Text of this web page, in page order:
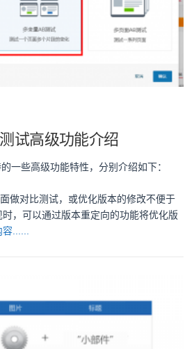
试高级功能介绍
一些高级功能特性，分别介绍如下：
做对比测试，或优化版本的修改不便于
，可以通过版本重定向的功能将优化版
......